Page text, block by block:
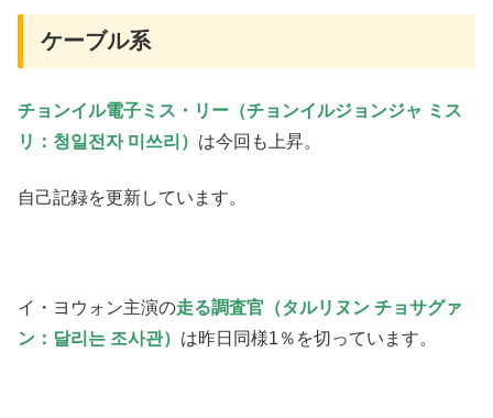
ケーブル系
チョンイル電子ミス・リー（チョンイルジョンジャ ミス
リ：청일전자 미쓰리） は今回も上昇。
自己記録を更新しています。
イ・ヨウォン主演の走る調査官（タルリヌン チョサグァ
ン：달리는 조사관） は昨日同様1％を切っています。